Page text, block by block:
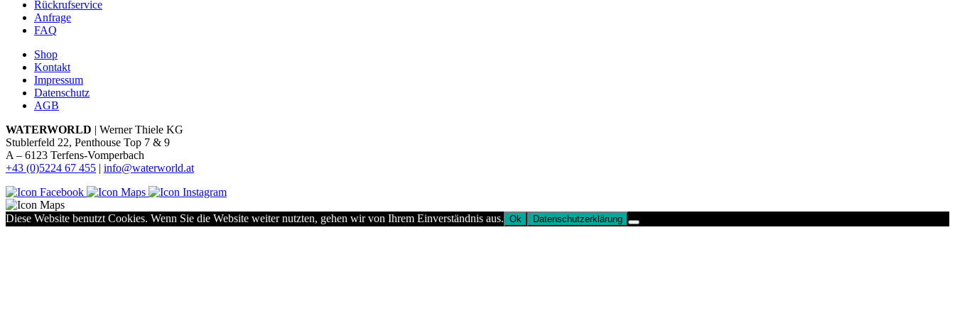
Rückrufservice
Anfrage
FAQ
Shop
Kontakt
Impressum
Datenschutz
AGB
WATERWORLD | Werner Thiele KG
Stublerfeld 22, Penthouse Top 7 & 9
A – 6123 Terfens-Vomperbach
+43 (0)5224 67 455 | info@waterworld.at
Diese Website benutzt Cookies. Wenn Sie die Website weiter nutzten, gehen wir von Ihrem Einverständnis aus. Ok Datenschutzerklärung